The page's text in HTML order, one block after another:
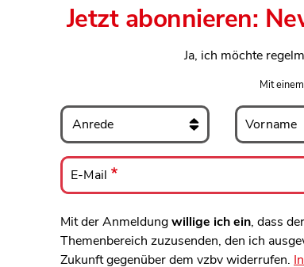
Jetzt abonnieren:
Ja, ich möchte
Mit
Anrede Vorname
Vorname
E-
Mail
E-Mail
Mit der Anmeldungwillige ich ein, dass
Themenbereich zuzusenden, den ich
Zukunft gegenüber dem vzbv widerrufen.